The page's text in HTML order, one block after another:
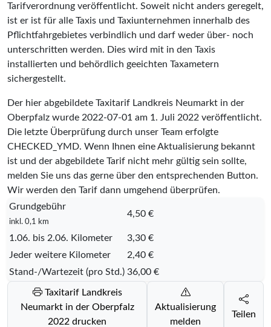
Tarifverordnung veröffentlicht. Soweit nicht anders geregelt,
ist er ist für alle Taxis und Taxiunternehmen innerhalb des
Pflichtfahrgebietes verbindlich und darf weder über- noch
unterschritten werden. Dies wird mit in den Taxis
installierten und behördlich geeichten Taxametern
sichergestellt.
Der hier abgebildete Taxitarif Landkreis Neumarkt in der
Oberpfalz wurde 2022-07-01 am 1. Juli 2022 veröffentlicht.
Die letzte Überprüfung durch unser Team erfolgte
CHECKED_YMD. Wenn Ihnen eine Aktualisierung bekannt
ist und der abgebildete Tarif nicht mehr gültig sein sollte,
melden Sie uns das gerne über den entsprechenden Button.
Wir werden den Tarif dann umgehend überprüfen.
Grundgebühr
inkl. 0,1 km
4,50 €
1.06. bis 2.06. Kilometer
3,30 €
Jeder weitere Kilometer
2,40 €
Stand-/Wartezeit (pro Std.) 36,00 €
Taxitarif Landkreis
Neumarkt in der Oberpfalz
2022 drucken
Aktualisierung
melden
Teilen